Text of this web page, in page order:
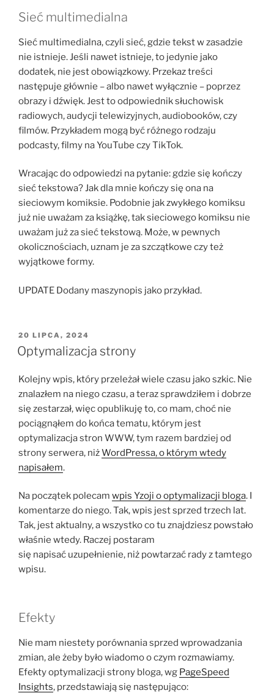
Sieć multimedialna
Sieć multimedialna, czyli sieć, gdzie tekst w zasadzie
nie istnieje. Jeśli nawet istnieje, to jedynie jako
dodatek, nie jest obowiązkowy. Przekaz treści
następuje głównie – albo nawet wyłącznie – poprzez
obrazy i dźwięk. Jest to odpowiednik słuchowisk
radiowych, audycji telewizyjnych, audiobooków, czy
filmów. Przykładem mogą być różnego rodzaju
podcasty, filmy na YouTube czy TikTok.
Wracając do odpowiedzi na pytanie: gdzie się kończy
sieć tekstowa? Jak dla mnie kończy się ona na
sieciowym komiksie. Podobnie jak zwykłego komiksu
już nie uważam za książkę, tak sieciowego komiksu nie
uważam już za sieć tekstową. Może, w pewnych
okolicznościach, uznam je za szczątkowe czy też
wyjątkowe formy.
UPDATE Dodany maszynopis jako przykład.
OPUBLIKOWANE
W
20 LIPCA, 2024
Optymalizacja strony
Kolejny wpis, który przeleżał wiele czasu jako szkic. Nie
znalazłem na niego czasu, a teraz sprawdziłem i dobrze
się zestarzał, więc opublikuję to, co mam, choć nie
pociągnąłem do końca tematu, którym jest
optymalizacja stron WWW, tym razem bardziej od
strony serwera, niżWordPressa, o którym wtedy
napisałem.
Na początek polecam wpis Yzoji o optymalizacji bloga. I
komentarze do niego. Tak, wpis jest sprzed trzech lat.
Tak, jest aktualny, a wszystko co tu znajdziesz powstało
właśnie wtedy. Raczej postaram
się napisać uzupełnienie, niż powtarzać rady z tamtego
wpisu.
Efekty
Nie mam niestety porównania sprzed wprowadzania
zmian, ale żeby było wiadomo o czym rozmawiamy.
Efekty optymalizacji strony bloga, wg PageSpeed
Insights, przedstawiają się następująco: